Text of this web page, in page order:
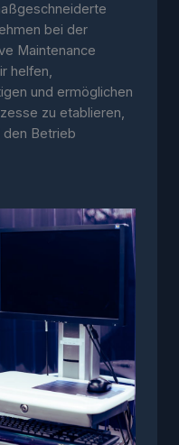
bei der
Maintenance
helfen,
und ermöglichen
zu etablieren,
den Betrieb